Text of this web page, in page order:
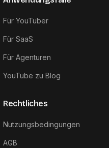
Für YouTuber
Für SaaS
Für Agenturen
YouTube zu Blog
Rechtliches
Nutzungsbedingungen
AGB